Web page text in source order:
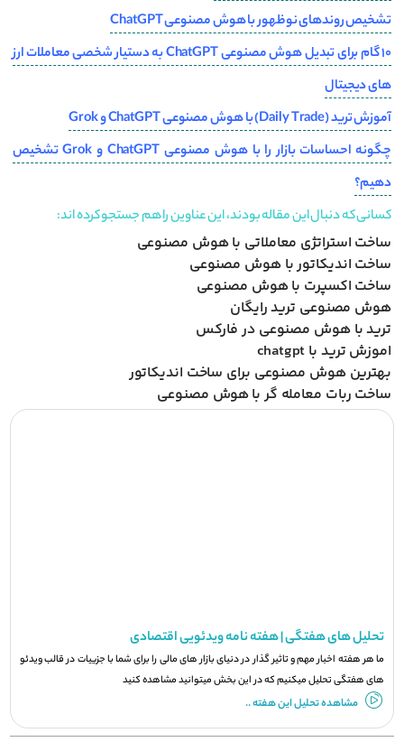
تشخیص روندهای نوظهور با هوش مصنوعی ChatGPT
10 گام برای تبدیل هوش مصنوعی ChatGPT به دستیار شخصی معاملات ارز
های دیجیتال
آموزش ترید (Daily Trade) با هوش مصنوعی ChatGPT و Grok
چگونه احساسات بازار را با هوش مصنوعی ChatGPT و Grok تشخیص
دهیم؟
کسانی که دنبال این مقاله بودند، این عناوین را هم جستجو کرده اند:
ساخت استراتژی معاملاتی با هوش مصنوعی
ساخت اندیکاتور با هوش مصنوعی
ساخت اکسپرت با هوش مصنوعی
هوش مصنوعی ترید رایگان
ترید با هوش مصنوعی در فارکس
اموزش ترید با chatgpt
بهترین هوش مصنوعی برای ساخت اندیکاتور
ساخت ربات معامله گر با هوش مصنوعی
تحلیل های هفتگی | هفته نامه ویدئویی اقتصادی
ما هر هفته اخبار مهم و تاثیر گذار در دنیای بازار های مالی را برای شما با جزيیات در قالب ویدئو
های هفتگی تحلیل میکنیم که در این بخش میتوانید مشاهده کنید
مشاهده تحلیل این هفته ..